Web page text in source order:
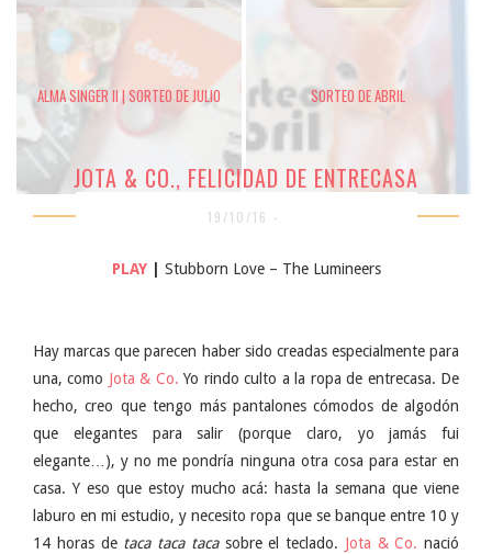
ALMA SINGER II | SORTEO DE JULIO SORTEO DE ABRIL
JOTA & CO., FELICIDAD DE ENTRECASA
19/10/16 -
PLAY| Stubborn Love – The Lumineers
Hay marcas que parecen haber sido creadas especialmente para
una, como Jota & Co. Yo rindo culto a la ropa de entrecasa. De
hecho, creo que tengo más pantalones cómodos de algodón
que elegantes para salir (porque claro, yo jamás fui
elegante…), y no me pondría ninguna otra cosa para estar en
casa. Y eso que estoy mucho acá: hasta la semana que viene
laburo en mi estudio, y necesito ropa que se banque entre 10 y
14 horas de taca taca tacasobre el teclado. Jota & Co. nació